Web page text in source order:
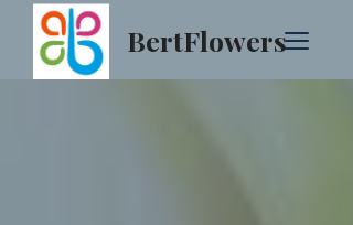
BertFlowers